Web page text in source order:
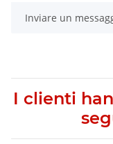
Inviare un
I clienti